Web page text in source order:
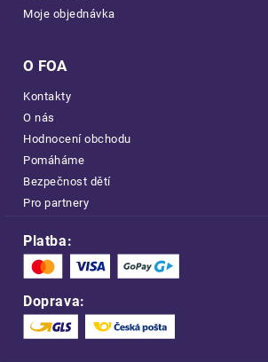
Moje objednávka
O FOA
Kontakty
O nás
Hodnocení obchodu
Pomáháme
Bezpečnost dětí
Pro partnery
Platba:
Doprava: